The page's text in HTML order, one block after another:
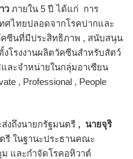
ว ภายใน 5 ปี ได้แก่ การ
ศไทยปลอดจากโรคปากและ
คซีนที่มีประสิทธิภาพ , สนับสนุน
โรงงานผลิตวัคซีนสำหรับสัตว์
ละจำหน่ายในกลุ่มอาเซียน
, Professional , People
งนายกรัฐมนตรี , นายจุริ
รี ในฐานะประธานคณะ
และกำจัดโรคอหิวาต์